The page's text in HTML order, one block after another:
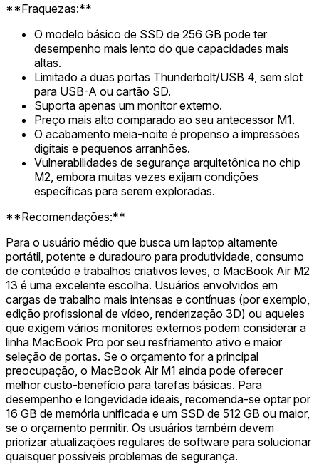
**Fraquezas:**
O modelo básico de SSD de 256 GB pode ter
desempenho mais lento do que capacidades mais
altas.
Limitado a duas portas Thunderbolt/USB 4, sem slot
para USB-A ou cartão SD.
Suporta apenas um monitor externo.
Preço mais alto comparado ao seu antecessor M1.
O acabamento meia-noite é propenso a impressões
digitais e pequenos arranhões.
Vulnerabilidades de segurança arquitetônica no chip
M2, embora muitas vezes exijam condições
específicas para serem exploradas.
**Recomendações:**
Para o usuário médio que busca um laptop altamente
portátil, potente e duradouro para produtividade, consumo
de conteúdo e trabalhos criativos leves, o MacBook Air M2
13 é uma excelente escolha. Usuários envolvidos em
cargas de trabalho mais intensas e contínuas (por exemplo,
edição profissional de vídeo, renderização 3D) ou aqueles
que exigem vários monitores externos podem considerar a
linha MacBook Pro por seu resfriamento ativo e maior
seleção de portas. Se o orçamento for a principal
preocupação, o MacBook Air M1 ainda pode oferecer
melhor custo-benefício para tarefas básicas. Para
desempenho e longevidade ideais, recomenda-se optar por
16 GB de memória unificada e um SSD de 512 GB ou maior,
se o orçamento permitir. Os usuários também devem
priorizar atualizações regulares de software para solucionar
quaisquer possíveis problemas de segurança.